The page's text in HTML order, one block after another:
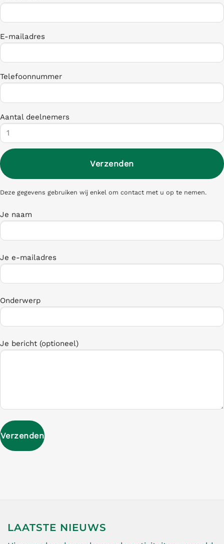
E-mailadres
Telefoonnummer
Aantal deelnemers
Deze gegevens gebruiken wij enkel om contact met u op te nemen.
Je naam
Je e-mailadres
Onderwerp
Je bericht (optioneel)
LAATSTE NIEUWS